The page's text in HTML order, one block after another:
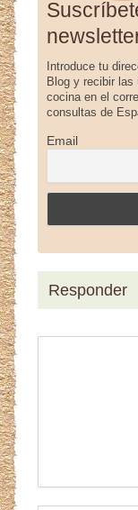
Introduce tu
Blog y recibir
cocina en el
consultas de
Email
Responder